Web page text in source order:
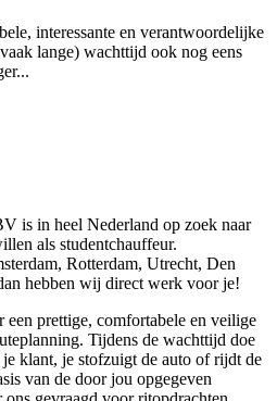
interessante en verantwoordelijke
lange) wachttijd ook nog eens
is in heel Nederland op zoek naar
als studentchauffeur.
Rotterdam, Utrecht, Den
hebben wij direct werk voor je!
prettige, comfortabele en veilige
Tijdens de wachttijd doe
klant, je stofzuigt de auto of rijdt de
van de door jou opgegeven